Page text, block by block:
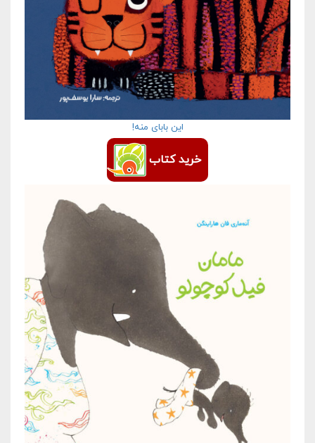
این بابای منه!
خرید کتاب